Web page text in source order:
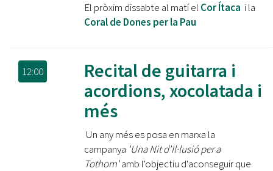
El pròxim dissabte al matí el Cor Ítaca i la
Coral de Dones per la Pau
12:00
Recital de guitarra i
acordions, xocolatada i
més
Un any més es posa en marxa la
campanya 'Una Nit d'Il·lusió per a
Tothom'amb l'objectiu d'aconseguir que